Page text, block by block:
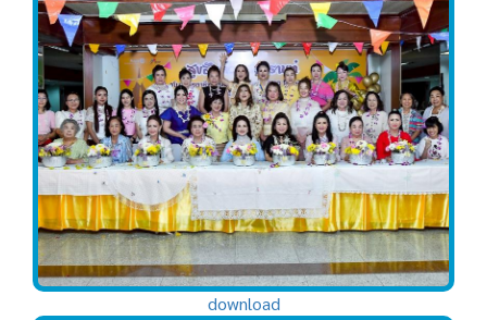
download